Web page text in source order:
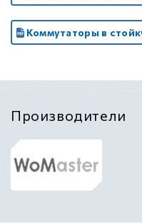
Коммутаторы в
Производители